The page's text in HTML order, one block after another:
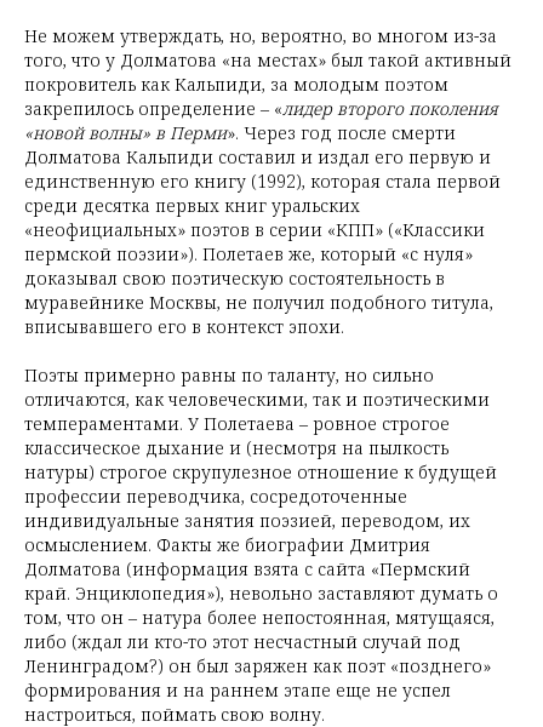
Не можем утверждать, но, вероятно, во многом из-за
того, что у Долматова «на местах» был такой активный
покровитель как Кальпиди, за молодым поэтом
закрепилось определение – «лидер второго поколения
«новой волны» в Перми». Через год после смерти
Долматова Кальпиди составил и издал его первую и
единственную его книгу (1992), которая стала первой
среди десятка первых книг уральских
«неофициальных» поэтов в серии «КПП» («Классики
пермской поэзии»). Полетаев же, который «с нуля»
доказывал свою поэтическую состоятельность в
муравейнике Москвы, не получил подобного титула,
вписывавшего его в контекст эпохи.
Поэты примерно равны по таланту, но сильно
отличаются, как человеческими, так и поэтическими
темпераментами. У Полетаева – ровное строгое
классическое дыхание и (несмотря на пылкость
натуры) строгое скрупулезное отношение к будущей
профессии переводчика, сосредоточенные
индивидуальные занятия поэзией, переводом, их
осмыслением. Факты же биографии Дмитрия
Долматова (информация взята с сайта «Пермский
край. Энциклопедия»), невольно заставляют думать о
том, что он – натура более непостоянная, мятущаяся,
либо (ждал ли кто-то этот несчастный случай под
Ленинградом?) он был заряжен как поэт «позднего»
формирования и на раннем этапе еще не успел
настроиться, поймать свою волну.